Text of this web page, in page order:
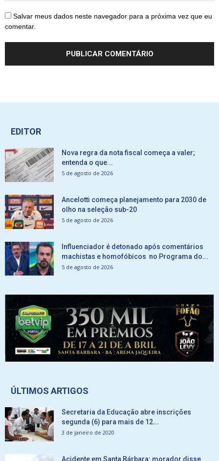
Salvar meus dados neste navegador para a próxima vez que eu
comentar.
EDITOR
Nova regra da nota fiscal começa a valer;
entenda o que...
5 de agosto de 2026
Ancelotti começa planejamento para 2030 de
olho na seleção sub-20
5 de agosto de 2026
Influenciador é detonado após comentários
machistas e homofóbicos no Programa do...
5 de agosto de 2026
ÚLTIMOS ARTIGOS
Secretaria da Educação abre inscrições
segunda (6) para mais de 12...
3 de janeiro de 2020
Acidente em Santa Bárbara: morador disse